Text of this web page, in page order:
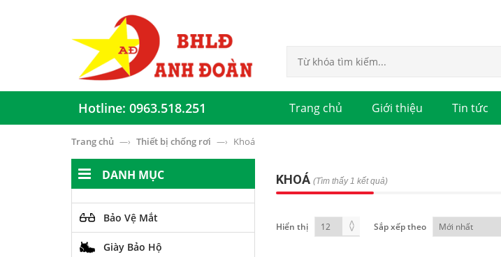
Hotline: 0963.518.251 Trang chủ Giới thiệu Tin tức
Trang chủ —› Thiết bị chống rơi —› Khoá
DANH MỤC
Bảo Vệ Mắt
Giày Bảo Hộ
KHOÁ (Tìm thấy 1 kết quả)
Hiển thị Sắp xếp theo